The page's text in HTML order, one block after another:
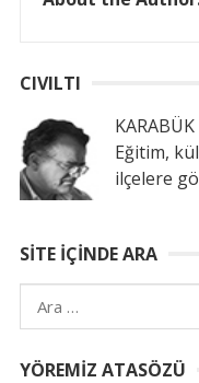
CIVILTI
Eğitim,
ilçelere
SITE İÇINDE ARA
Arama:
YÖREMIZ ATASÖZÜ